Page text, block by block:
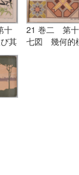
十
其
21 巻二 第十
七図 幾何的